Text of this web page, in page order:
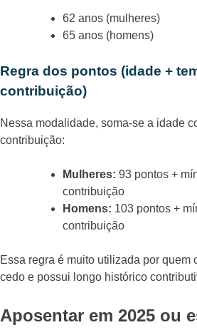
62 anos (mulheres)
65 anos (homens)
Regra dos pontos (idade +
contribuição)
Nessa modalidade, soma-se a idade
contribuição:
Mulheres: 93 pontos +
contribuição
Homens: 103 pontos +
contribuição
Essa regra é muito utilizada por quem
cedo e possui longo histórico
Aposentar em 2025 ou